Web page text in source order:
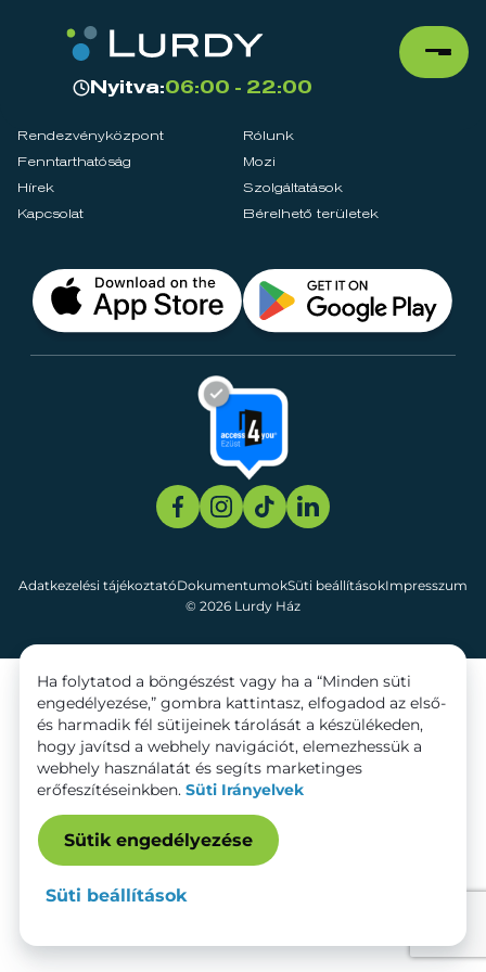
Nyitva:06:00 - 22:00
Rendezvényközpont
Rólunk
Fenntarthatóság
Mozi
Hírek
Szolgáltatások
Kapcsolat
Bérelhető területek
© 2026 Lurdy Ház
Adatkezelési tájékoztatóDokumentumokSüti beállításokImpresszum
Ha folytatod a böngészést vagy ha a “Minden süti
engedélyezése,” gombra kattintasz, elfogadod az első-
és harmadik fél sütijeinek tárolását a készülékeden,
hogy javítsd a webhely navigációt, elemezhessük a
webhely használatát és segíts marketinges
erőfeszítéseinkben. Süti Irányelvek
Sütik engedélyezése
Süti beállítások